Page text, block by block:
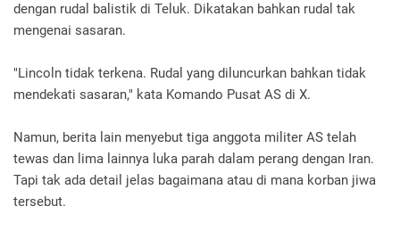
dengan rudal balistik di Teluk. Dikatakan bahkan rudal tak
mengenai sasaran.
"Lincoln tidak terkena. Rudal yang diluncurkan bahkan tidak
mendekati sasaran," kata Komando Pusat AS di X.
Namun, berita lain menyebut tiga anggota militer AS telah
tewas dan lima lainnya luka parah dalam perang dengan Iran.
Tapi tak ada detail jelas bagaimana atau di mana korban jiwa
tersebut.